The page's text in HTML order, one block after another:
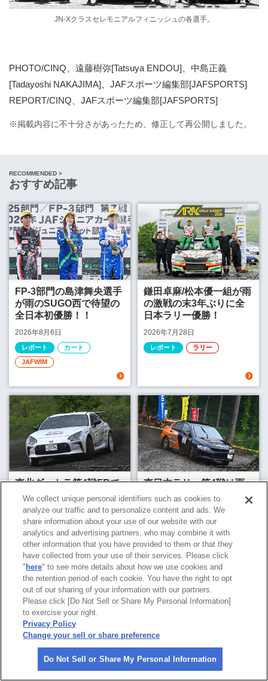
JN-Xクラスセレモニアルフィニッシュの各選手。
PHOTO/CINQ、遠藤樹弥[Tatsuya ENDOU]、中島正義
[Tadayoshi NAKAJIMA]、JAFスポーツ編集部[JAFSPORTS]
REPORT/CINQ、JAFスポーツ編集部[JAFSPORTS]
※掲載内容に不十分さがあったため、修正して再公開しました。
RECOMMENDED >
おすすめ記事
FP-3部門の島津舞央選手
が雨のSUGO西で待望の
全日本初優勝！！
2026年8月6日
レポート
カート
JAFWIM
鎌田卓麻/松本優一組が雨
の激戦の末3年ぶりに全
日本ラリー優勝！
2026年7月28日
レポート ラリー
東北ダートラ第4戦FRで
紅一点みっちー選手が今
季初優勝！
2026年7月24日
レポート
ダートトライアル
JAFWIM
東日本ラリー第4戦は雨
中決戦、BC-1渡辺謙太
郎/松尾俊亮組が逆転優
勝！
2026年7月10日
レポート
JAFWIM
ニュース＆トピックス一覧へ
We collect unique personal identifiers such as cookies to
analyze our traffic and to personalize content and ads. We
share information about your use of our website with our
analytics and advertising partners, who may combine it with
other information that you have provided to them or that they
have collected from your use of their services. Please click
" here" to see more details about how we use cookies and
the retention period of each cookie. You have the right to opt
out of our sharing of your information with our partners.
Please click [Do Not Sell or Share My Personal Information]
to exercise your right.
Privacy Policy
Change your sell or share preference
Do Not Sell or Share My Personal Information